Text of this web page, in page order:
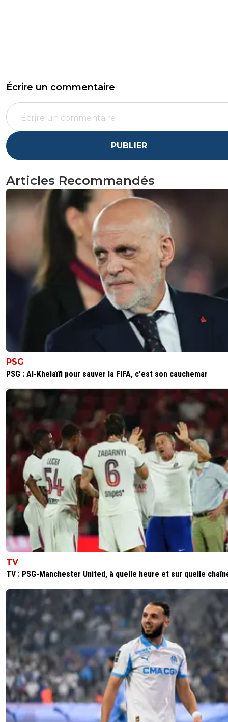
Écrire un commentaire
PUBLIER
Articles Recommandés
PSG
PSG : Al-Khelaïfi pour sauver la FIFA, c'est son cauchemar
TV
TV : PSG-Manchester United, à quelle heure et sur quelle